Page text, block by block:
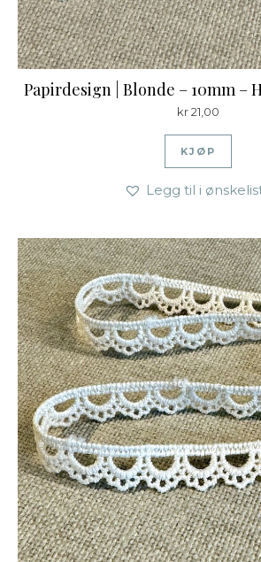
Papirdesign | Blonde – 10mm –
kr21,00
KJØP
Legg til i